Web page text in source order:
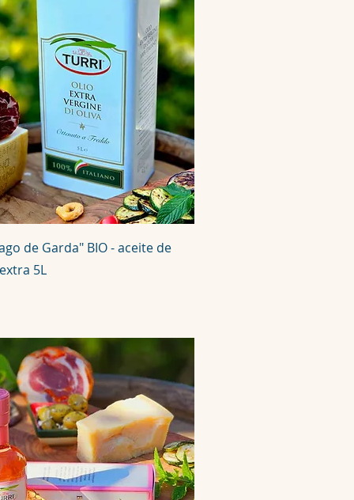
de Garda" BIO - aceite de
5L